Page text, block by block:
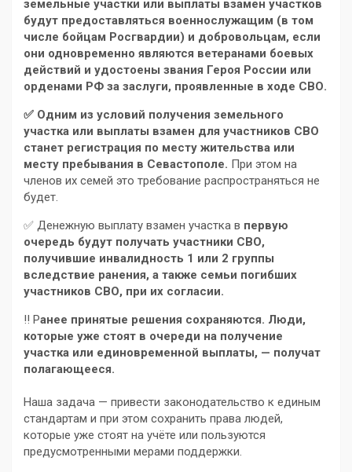
земельные участки или выплаты взамен участков
будут предоставляться военнослужащим (в том
числе бойцам Росгвардии) и добровольцам, если
они одновременно являются ветеранами боевых
действий и удостоены звания Героя России или
орденами РФ за заслуги, проявленные в ходе СВО.
✅ Одним из условий получения земельного
участка или выплаты взамен для участников СВО
станет регистрация по месту жительства или
месту пребывания в Севастополе. При этом на
членов их семей это требование распространяться не
будет.
✅ Денежную выплату взамен участка в первую
очередь будут получать участники СВО,
получившие инвалидность 1 или 2 группы
вследствие ранения, а также семьи погибших
участников СВО, при их согласии.
‼️ Ранее принятые решения сохраняются. Люди,
которые уже стоят в очереди на получение
участка или единовременной выплаты, — получат
полагающееся.
Наша задача — привести законодательство к единым
стандартам и при этом сохранить права людей,
которые уже стоят на учёте или пользуются
предусмотренными мерами поддержки.